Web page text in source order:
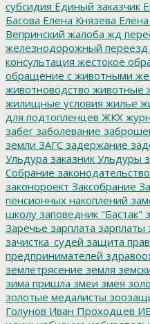
субсидия Единый заказчик
Басова Елена Князева
Вепринский жалоба жд
железнодорожный переезд
консультация жестокое
обращение с животными
животноводство животные
жилищные условия жилье
для подтопленцев ЖКХ
забег заболевание
земли ЗАГС задержание
Ульдура заказник Ульдуры
Собрание законодательство
законороект Заксобрание
пенсионных накоплений
школу заповедник "Бастак"
Заречье зарплата зарплаты
зачистка_судей защита
предпринимателей
землетрясение земля
зима пришла змеи змея
золотые медалисты
Голунов Иван Проходцев